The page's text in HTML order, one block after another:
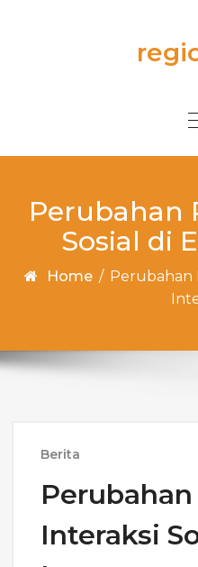
Perubahan
Sosial di
Home / Perubahan
Berita
Perubahan
Interaksi